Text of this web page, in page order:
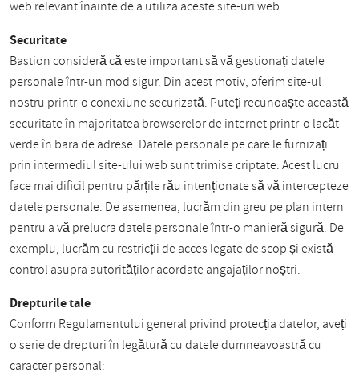
web relevant înainte de a utiliza aceste site-uri web.
Securitate
Bastion consideră că este important să vă gestionați datele
personale într-un mod sigur. Din acest motiv, oferim site-ul
nostru printr-o conexiune securizată. Puteți recunoaște această
securitate în majoritatea browserelor de internet printr-o lacăt
verde în bara de adrese. Datele personale pe care le furnizați
prin intermediul site-ului web sunt trimise criptate. Acest lucru
face mai dificil pentru părțile rău intenționate să vă intercepteze
datele personale. De asemenea, lucrăm din greu pe plan intern
pentru a vă prelucra datele personale într-o manieră sigură. De
exemplu, lucrăm cu restricții de acces legate de scop și există
control asupra autorităților acordate angajaților noștri.
Drepturile tale
Conform Regulamentului general privind protecția datelor, aveți
o serie de drepturi în legătură cu datele dumneavoastră cu
caracter personal: